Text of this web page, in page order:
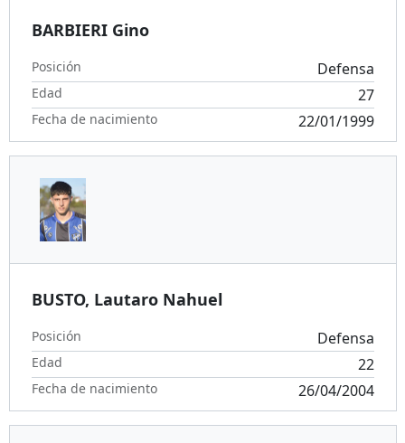
BARBIERI Gino
Posición Defensa
Edad 27
Fecha de nacimiento 22/01/1999
BUSTO, Lautaro Nahuel
Posición Defensa
Edad 22
Fecha de nacimiento 26/04/2004